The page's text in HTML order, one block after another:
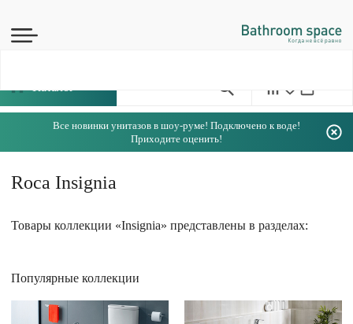
Все новинки унитазов в шоу-руме! Подключено к воде!
Приходите оценить!
Roca Insignia
Товары коллекции «Insignia» представлены в разделах:
Популярные коллекции